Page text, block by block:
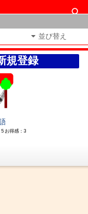
並び替え
規登録
お得感：3